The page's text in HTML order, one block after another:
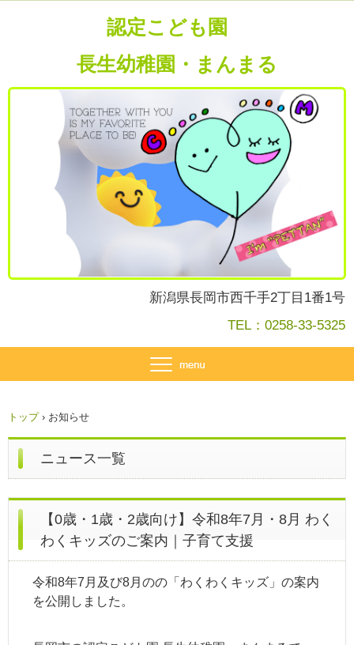
認定こども園
長生幼稚園・まんまる
新潟県長岡市西千手2丁目1番1号
TEL：0258-33-5325
トップ › お知らせ
ニュース一覧
【0歳・1歳・2歳向け】令和8年7月・8月 わく
わくキッズのご案内｜子育て支援
令和8年7月及び8月のの「わくわくキッズ」の案内
を公開しました。